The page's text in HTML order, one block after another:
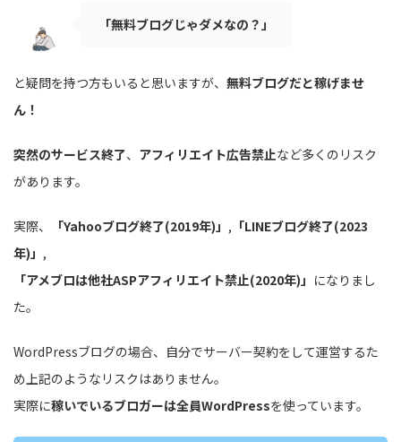
「無料ブログじゃダメなの？」
と疑問を持つ方もいると思いますが、 無料ブログだと稼げませ
ん！
突然のサービス終了、 アフィリエイト広告禁止など多くのリスク
があります。
実際、 「Yahooブログ終了(2019年)」 , 「LINEブログ終了(2023
年)」 ,
「アメブロは他社ASPアフィリエイト禁止(2020年)」 になりまし
た。
WordPressブログの場合、自分でサーバー契約をして運営するた
め上記のようなリスクはありません。
実際に稼いでいるブロガーは全員WordPressを使っています。